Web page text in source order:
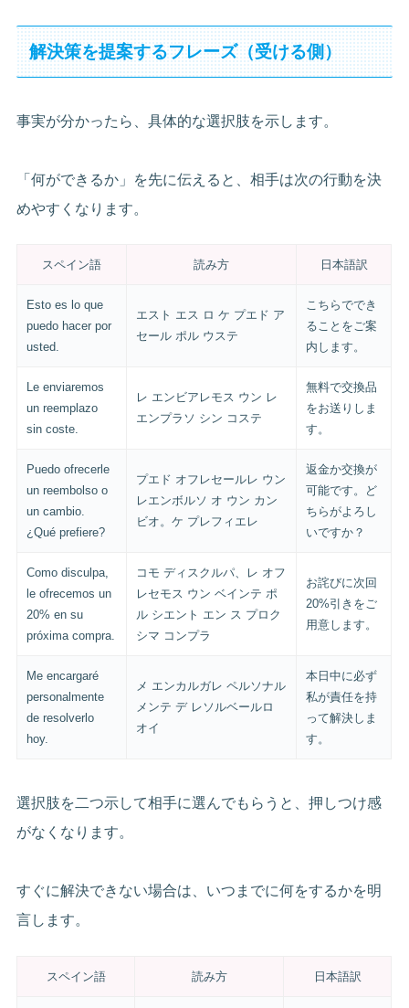
解決策を提案するフレーズ（受ける側）
事実が分かったら、具体的な選択肢を示します。
「何ができるか」を先に伝えると、相手は次の行動を決
めやすくなります。
スペイン語 読み方 日本語訳
Esto es lo que
puedo hacer por
usted.
エスト エス ロ ケ プエド ア
セール ポル ウステ
こちらででき
ることをご案
内します。
Le enviaremos
un reemplazo
sin coste.
レ エンビアレモス ウン レ
エンプラソ シン コステ
無料で交換品
をお送りしま
す。
Puedo ofrecerle
un reembolso o
un cambio.
¿Qué prefiere?
プエド オフレセールレ ウン
レエンボルソ オ ウン カン
ビオ。ケ プレフィエレ
返金か交換が
可能です。ど
ちらがよろし
いですか？
Como disculpa,
le ofrecemos un
20% en su
próxima compra.
コモ ディスクルパ、レ オフ
レセモス ウン ベインテ ポ
ル シエント エン ス プロク
シマ コンプラ
お詫びに次回
20%引きをご
用意します。
Me encargaré
personalmente
de resolverlo
hoy.
メ エンカルガレ ペルソナル
メンテ デ レソルベールロ
オイ
本日中に必ず
私が責任を持
って解決しま
す。
選択肢を二つ示して相手に選んでもらうと、押しつけ感
がなくなります。
すぐに解決できない場合は、いつまでに何をするかを明
言します。
スペイン語 読み方 日本語訳